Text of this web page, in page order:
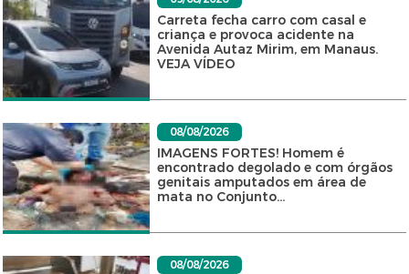
Carreta fecha carro com casal e
criança e provoca acidente na
Avenida Autaz Mirim, em Manaus.
VEJA VÍDEO
08/08/2026
IMAGENS FORTES! Homem é
encontrado degolado e com órgãos
genitais amputados em área de
mata no Conjunto...
08/08/2026